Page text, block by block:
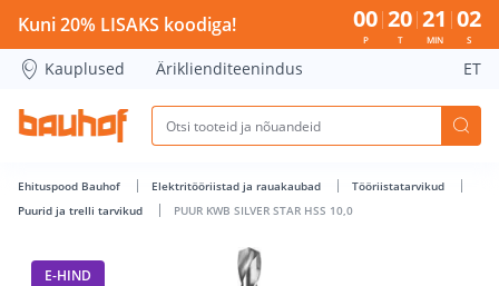
PUUR KWB SILVER STAR HSS 10,0 - Bauhof has loaded
Kuni 20% LISAKS koodiga! 00
P
20
T
21
MIN
02
S
Kauplused Äriklienditeenindus ET
Ehituspood Bauhof Elektritööriistad ja rauakaubad
Tööriistatarvikud
Puurid ja trelli tarvikud
PUUR KWB SILVER STAR HSS 10,0
E-HIND